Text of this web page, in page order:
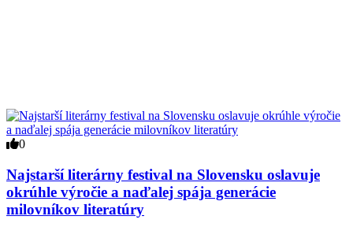
0
Najstarší literárny festival na Slovensku oslavuje
okrúhle výročie a naďalej spája generácie
milovníkov literatúry